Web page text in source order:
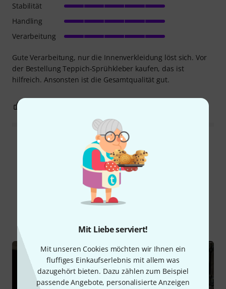
Mit Liebe serviert!
Mit unseren Cookies möchten wir Ihnen ein
fluffiges Einkaufserlebnis mit allem was
dazugehört bieten. Dazu zählen zum Beispiel
passende Angebote, personalisierte Anzeigen
Gute Verarbeitung, nur die Innenverkleidung löst sich. Vor
der Bestellung Teppich-Sprühkleber kaufen, das ist
hilfreich. Ansonsten ist die Gesamtqualität gut.
Stabilität
Handling
Verarbeitung
Alle Bewertungen lesen
Schon gewusst?